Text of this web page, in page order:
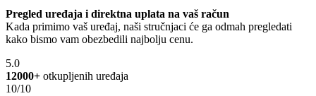
Pregled uređaja i direktna uplata na vaš račun
Kada primimo vaš uređaj, naši stručnjaci će ga odmah pregledati
kako bismo vam obezbedili najbolju cenu.
5.0
12000+ otkupljenih uređaja
10/10